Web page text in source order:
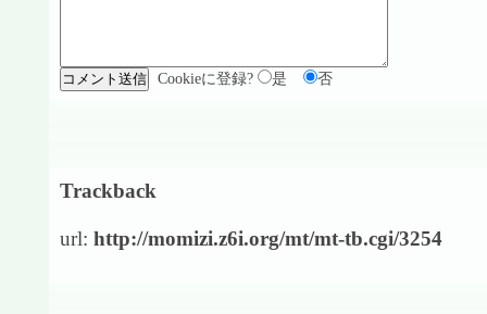
Cookieに登録? 是 否
Trackback
url: http://momizi.z6i.org/mt/mt-tb.cgi/3254